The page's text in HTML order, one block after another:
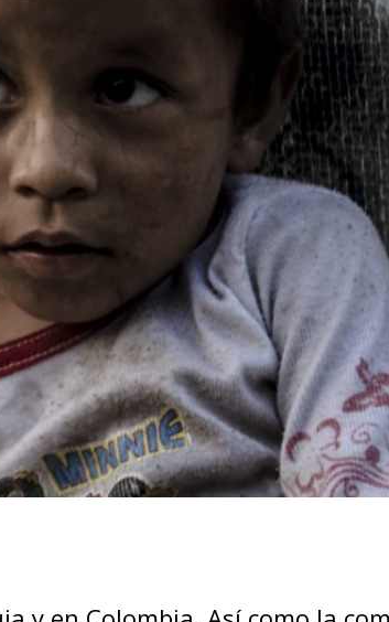
que con pocos esfuerzos aún